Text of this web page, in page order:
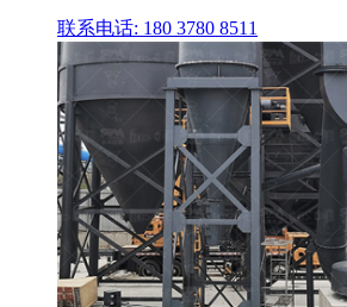
联系电话: 180 3780 8511